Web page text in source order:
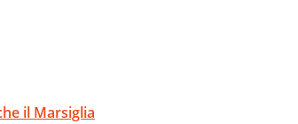
il Marsiglia